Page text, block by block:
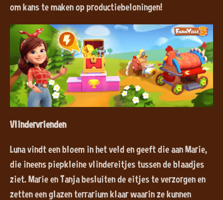
om kans te maken op productiebeloningen!
Vlindervrienden
Luna vindt een bloem in het veld en geeft die aan Marie,
die ineens piepkleine vlindereitjes tussen de blaadjes
ziet. Marie en Tanja besluiten de eitjes te verzorgen en
zetten een glazen terrarium klaar waarin ze kunnen